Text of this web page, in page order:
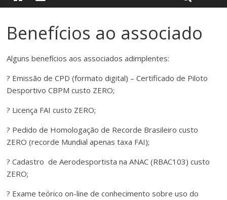
Benefícios ao associado
Alguns benefícios aos associados adimplentes:
? Emissão de CPD (formato digital) – Certificado de Piloto
Desportivo CBPM custo ZERO;
? Licença FAI custo ZERO;
? Pedido de Homologação de Recorde Brasileiro custo
ZERO (recorde Mundial apenas taxa FAI);
? Cadastro de Aerodesportista na ANAC (RBAC103) custo
ZERO;
? Exame teórico on-line de conhecimento sobre uso do